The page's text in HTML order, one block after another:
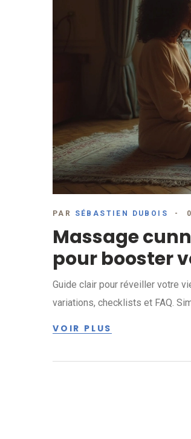
PAR SÉBASTIEN DUBOIS
Massage
pour booster
Guide clair pour réveiller votre
variations, checklists et FAQ.
VOIR PLUS